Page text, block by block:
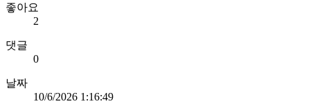
좋아요
2
댓글
0
날짜
10/6/2026 1:16:49